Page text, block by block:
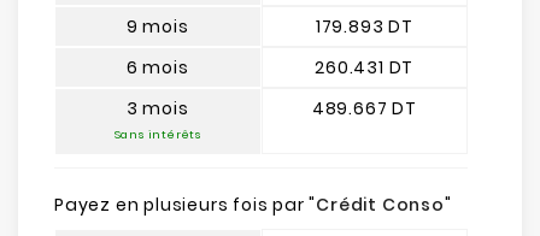
9 mois
6 mois
3 mois
Sans intérêts
179.893 DT
260.431 DT
489.667 DT
Payez en plusieurs fois par "Crédit Conso"